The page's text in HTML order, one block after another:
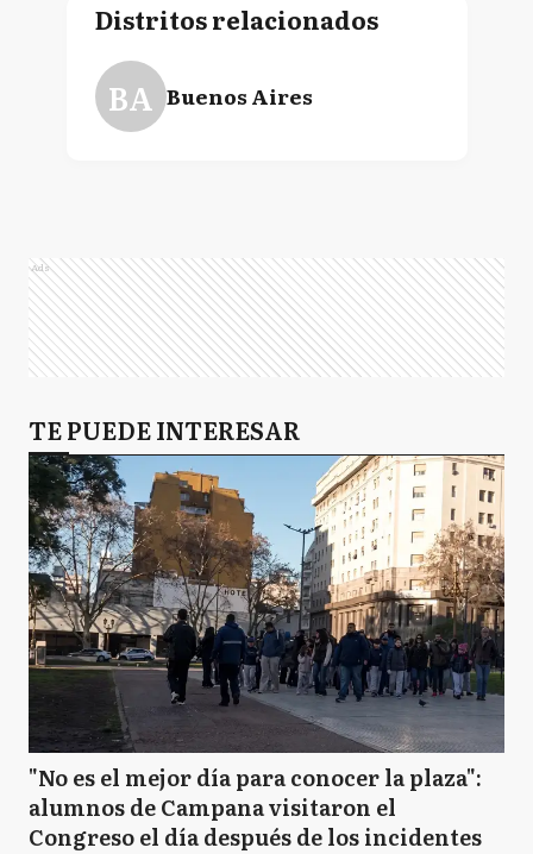
Distritos relacionados
BA Buenos Aires
Ads
TE PUEDE INTERESAR
"No es el mejor día para conocer la plaza":
alumnos de Campana visitaron el
Congreso el día después de los incidentes